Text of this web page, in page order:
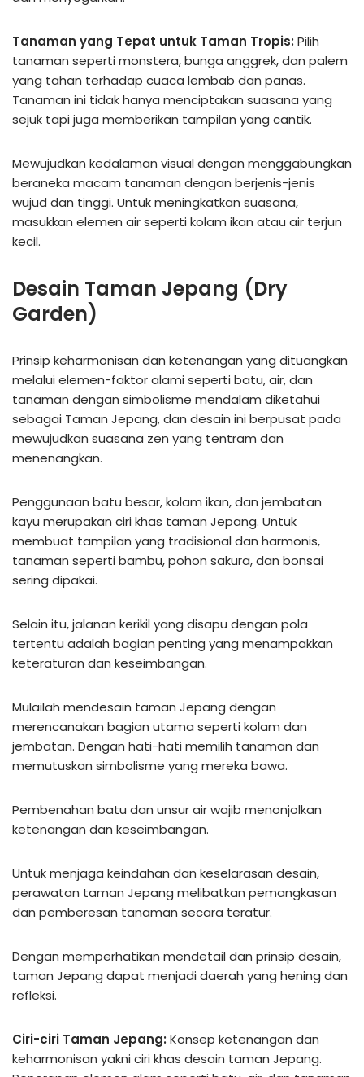
Tanaman yang Tepat untuk Taman Tropis: Pilih
tanaman seperti monstera, bunga anggrek, dan palem
yang tahan terhadap cuaca lembab dan panas.
Tanaman ini tidak hanya menciptakan suasana yang
sejuk tapi juga memberikan tampilan yang cantik.
Mewujudkan kedalaman visual dengan menggabungkan
beraneka macam tanaman dengan berjenis-jenis
wujud dan tinggi. Untuk meningkatkan suasana,
masukkan elemen air seperti kolam ikan atau air terjun
kecil.
Desain Taman Jepang (Dry
Garden)
Prinsip keharmonisan dan ketenangan yang dituangkan
melalui elemen-faktor alami seperti batu, air, dan
tanaman dengan simbolisme mendalam diketahui
sebagai Taman Jepang, dan desain ini berpusat pada
mewujudkan suasana zen yang tentram dan
menenangkan.
Penggunaan batu besar, kolam ikan, dan jembatan
kayu merupakan ciri khas taman Jepang. Untuk
membuat tampilan yang tradisional dan harmonis,
tanaman seperti bambu, pohon sakura, dan bonsai
sering dipakai.
Selain itu, jalanan kerikil yang disapu dengan pola
tertentu adalah bagian penting yang menampakkan
keteraturan dan keseimbangan.
Mulailah mendesain taman Jepang dengan
merencanakan bagian utama seperti kolam dan
jembatan. Dengan hati-hati memilih tanaman dan
memutuskan simbolisme yang mereka bawa.
Pembenahan batu dan unsur air wajib menonjolkan
ketenangan dan keseimbangan.
Untuk menjaga keindahan dan keselarasan desain,
perawatan taman Jepang melibatkan pemangkasan
dan pemberesan tanaman secara teratur.
Dengan memperhatikan mendetail dan prinsip desain,
taman Jepang dapat menjadi daerah yang hening dan
refleksi.
Ciri-ciri Taman Jepang: Konsep ketenangan dan
keharmonisan yakni ciri khas desain taman Jepang.